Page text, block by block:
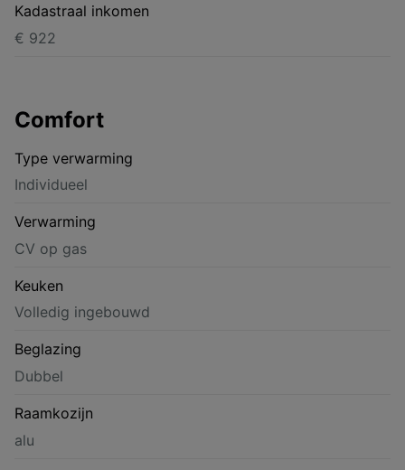
Kadastraal inkomen
€ 922
Comfort
Type verwarming
Individueel
Verwarming
CV op gas
Keuken
Volledig ingebouwd
Beglazing
Dubbel
Raamkozijn
alu